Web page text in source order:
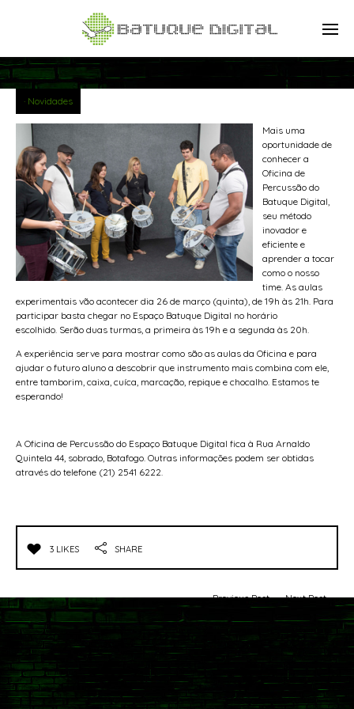
Novidades
Mais uma
oportunidade de
conhecer a
Oficina de
Percussão do
Batuque Digital,
seu método
inovador e
eficiente e
aprender a tocar
como o nosso
time. As aulas
experimentais vão acontecer dia 26 de março (quinta), de 19h às 21h. Para
participar basta chegar no Espaço Batuque Digital no horário
escolhido. Serão duas turmas, a primeira às 19h e a segunda às 20h.
A experiência serve para mostrar como são as aulas da Oficina e para
ajudar o futuro aluno a descobrir que instrumento mais combina com ele,
entre tamborim, caixa, cuíca, marcação, repique e chocalho. Estamos te
esperando!
A Oficina de Percussão do Espaço Batuque Digital fica à Rua Arnaldo
Quintela 44, sobrado, Botafogo. Outras informações podem ser obtidas
através do telefone (21) 2541 6222.
3 LIKES SHARE
← Previous Post Next Post →